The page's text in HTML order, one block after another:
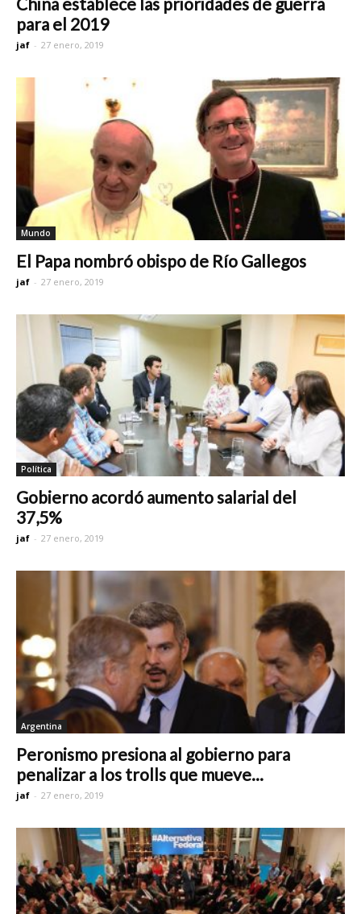
para el 2019
jaf - 27 enero, 2019
Mundo
El Papa nombró obispo de Río Gallegos
jaf - 27 enero, 2019
Política
Gobierno acordó aumento salarial del
37,5%
jaf - 27 enero, 2019
Argentina
Peronismo presiona al gobierno para
penalizar a los trolls que mueve...
jaf - 27 enero, 2019